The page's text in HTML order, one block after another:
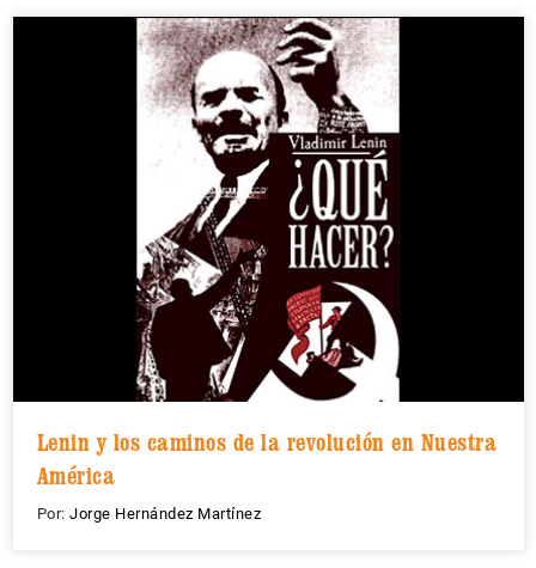
Lenin y los caminos de la revolución en Nuestra
América
Por: Jorge Hernández Martínez